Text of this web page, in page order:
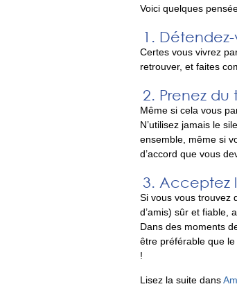
Voici quelques
Certes vous vivrez
retrouver, et faites
Prenez du
Même si cela vous
N’utilisez jamais le
ensemble, même si
d’accord que vous
Acceptez
Si vous vous trouvez
d’amis) sûr et fiable,
Dans des moments
être préférable que le
!
Lisez la suite dans